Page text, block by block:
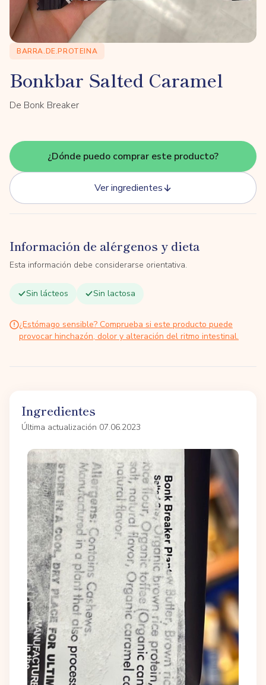
BARRA.DE.PROTEINA
Bonkbar Salted Caramel
De Bonk Breaker
¿Dónde puedo comprar este producto?
Ver ingredientes
Información de alérgenos y dieta
Esta información debe considerarse orientativa.
Sin lácteos Sin lactosa
¿Estómago sensible? Comprueba si este producto puede
provocar hinchazón, dolor y alteración del ritmo intestinal.
Ingredientes
Última actualización 07.06.2023